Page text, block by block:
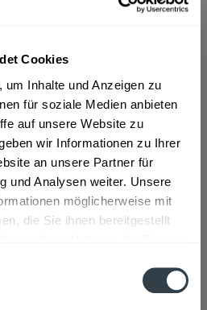
Cookies
Inhalte und Anzeigen zu
für soziale Medien anbieten
auf unsere Website zu
wir Informationen zu Ihrer
an unsere Partner für
und Analysen weiter. Unsere
möglicherweise mit
die Sie ihnen bereitgestellt